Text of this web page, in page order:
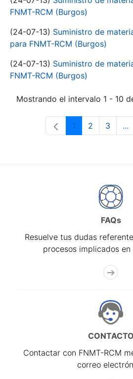
FNMT-RCM (Burgos)
(24-07-13) Suministro de
para FNMT-RCM (Burgos)
(24-07-13) Suministro de
FNMT-RCM (Burgos)
Mostrando el intervalo 1 - 10
Página
1 Página
2 Página
3 ...
FAQs
Resuelve tus dudas
procesos implicados
CONTACTO
Contactar con FNMT-RCM
correo